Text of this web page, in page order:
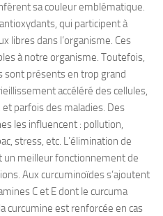
sa couleur emblématique.
qui participent à
libres dans l’organisme. Ces
à notre organisme. Toutefois,
sont présents en trop grand
accéléré des cellules,
parfois des maladies. Des
les influencent : pollution,
stress, etc. L’élimination de
un meilleur fonctionnement de
Aux curcuminoïdes s’ajoutent
C et E dont le curcuma
curcumine est renforcée en cas